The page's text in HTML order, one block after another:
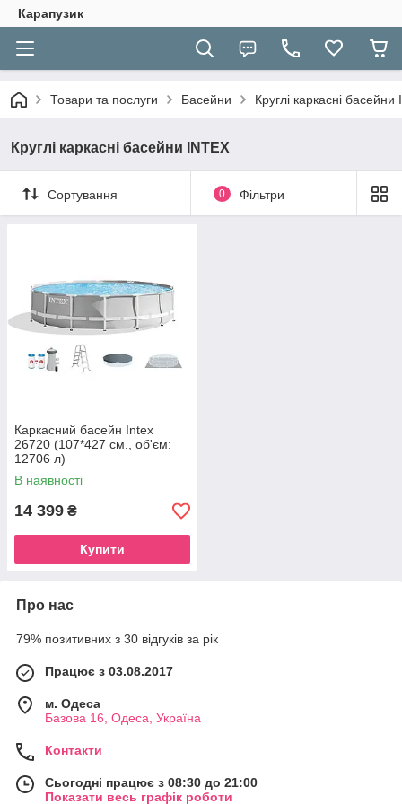
Карапузик
Товари та послуги Басейни Круглі каркасні басейни
Круглі каркасні басейни INTEX
Сортування 0 Фільтри
Каркасний басейн Intex
26720 (107*427 см., об'єм:
12706 л)
В наявності
14 399 ₴
Купити
Про нас
79% позитивних з 30 відгуків за рік
Працює з 03.08.2017
м. Одеса
Базова 16, Одеса, Україна
Контакти
Сьогодні працює з 08:30 до 21:00
Показати весь графік роботи